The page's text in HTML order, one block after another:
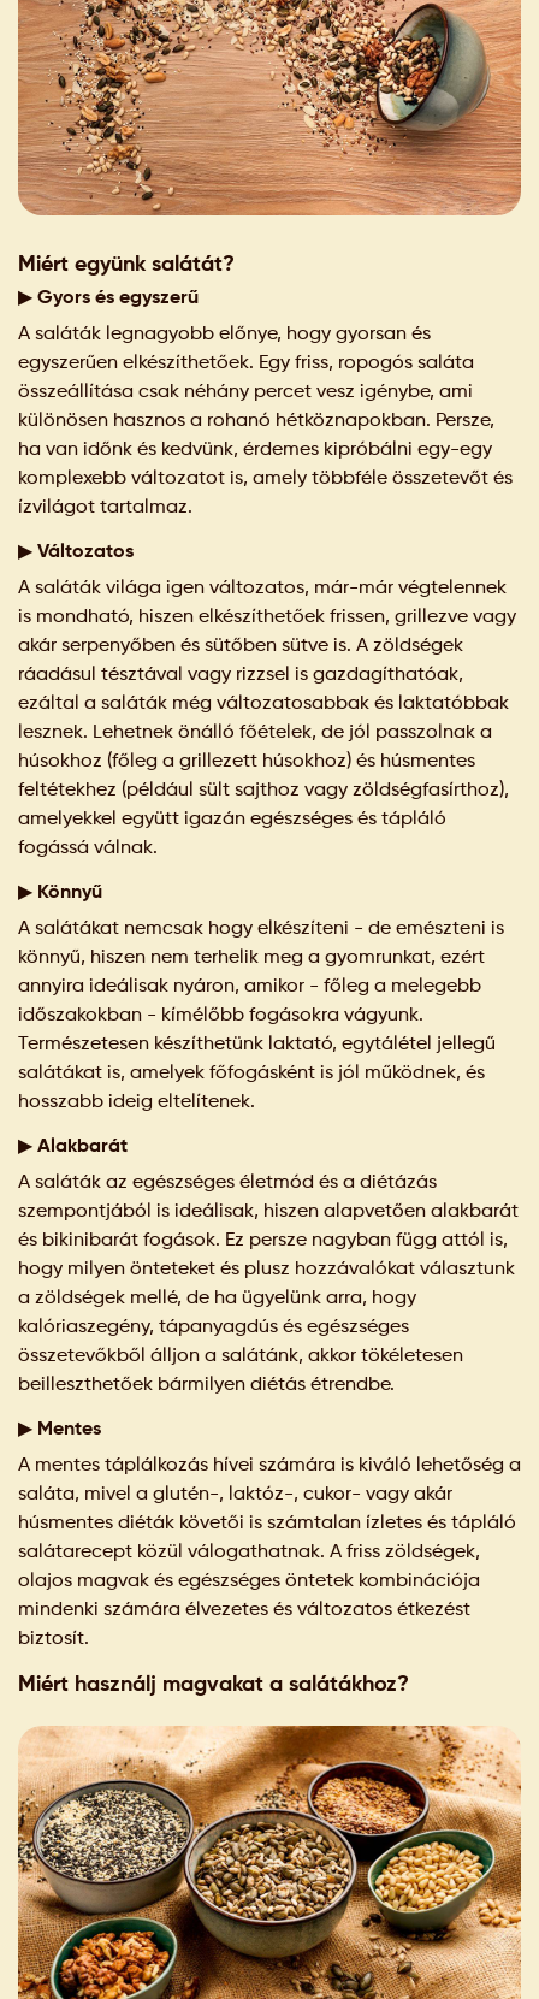
Miért együnk salátát?
▶ Gyors és egyszerű
A saláták legnagyobb előnye, hogy gyorsan és
egyszerűen elkészíthetőek. Egy friss, ropogós saláta
összeállítása csak néhány percet vesz igénybe, ami
különösen hasznos a rohanó hétköznapokban. Persze,
ha van időnk és kedvünk, érdemes kipróbálni egy-egy
komplexebb változatot is, amely többféle összetevőt és
ízvilágot tartalmaz.
▶ Változatos
A saláták világa igen változatos, már-már végtelennek
is mondható, hiszen elkészíthetőek frissen, grillezve vagy
akár serpenyőben és sütőben sütve is. A zöldségek
ráadásul tésztával vagy rizzsel is gazdagíthatóak,
ezáltal a saláták még változatosabbak és laktatóbbak
lesznek. Lehetnek önálló főételek, de jól passzolnak a
húsokhoz (főleg a grillezett húsokhoz) és húsmentes
feltétekhez (például sült sajthoz vagy zöldségfasírthoz),
amelyekkel együtt igazán egészséges és tápláló
fogássá válnak.
▶ Könnyű
A salátákat nemcsak hogy elkészíteni - de emészteni is
könnyű, hiszen nem terhelik meg a gyomrunkat, ezért
annyira ideálisak nyáron, amikor - főleg a melegebb
időszakokban - kímélőbb fogásokra vágyunk.
Természetesen készíthetünk laktató, egytálétel jellegű
salátákat is, amelyek főfogásként is jól működnek, és
hosszabb ideig eltelítenek.
▶ Alakbarát
A saláták az egészséges életmód és a diétázás
szempontjából is ideálisak, hiszen alapvetően alakbarát
és bikinibarát fogások. Ez persze nagyban függ attól is,
hogy milyen önteteket és plusz hozzávalókat választunk
a zöldségek mellé, de ha ügyelünk arra, hogy
kalóriaszegény, tápanyagdús és egészséges
összetevőkből álljon a salátánk, akkor tökéletesen
beilleszthetőek bármilyen diétás étrendbe.
▶ Mentes
A mentes táplálkozás hívei számára is kiváló lehetőség a
saláta, mivel a glutén-, laktóz-, cukor- vagy akár
húsmentes diéták követői is számtalan ízletes és tápláló
salátarecept közül válogathatnak. A friss zöldségek,
olajos magvak és egészséges öntetek kombinációja
mindenki számára élvezetes és változatos étkezést
biztosít.
Miért használj magvakat a salátákhoz?